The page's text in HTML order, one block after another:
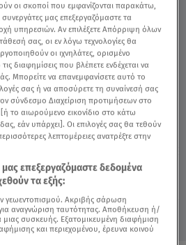
ΖΩΔΙΑ ΑΣΗ ΜΠΗΛΙΟΥ
ΖΩΔΙΑ ΤΟΞΟΤΗΣ
οι σκοποί που εμφανίζονται παρακάτω,
συνεργάτες μας επεξεργαζόμαστε τα
υπηρεσιών. Αν επιλέξετε Απόρριψη όλων
σας, οι εν λόγω τεχνολογίες θα
οι ιχνηλάτες, ορισμένο
διαφημίσεις που βλέπετε ενδέχεται να
Μπορείτε να επανεμφανίσετε αυτό το
σας ή να αποσύρετε τη συναίνεσή σας
σύνδεσμο Διαχείριση προτιμήσεων στο
το αιωρούμενο εικονίδιο στο κάτω
εάν υπάρχει]. Οι επιλογές σας θα τεθούν
λεπτομέρειες ανατρέξτε στην
μας επεξεργαζόμαστε δεδομένα
τα εξής:
γεωεντοπισμού. Ακριβής σάρωση
αναγνώριση ταυτότητας. Αποθήκευση ή/
συσκευής. Εξατομικευμένη διαφήμιση
και περιεχομένου, έρευνα κοινού